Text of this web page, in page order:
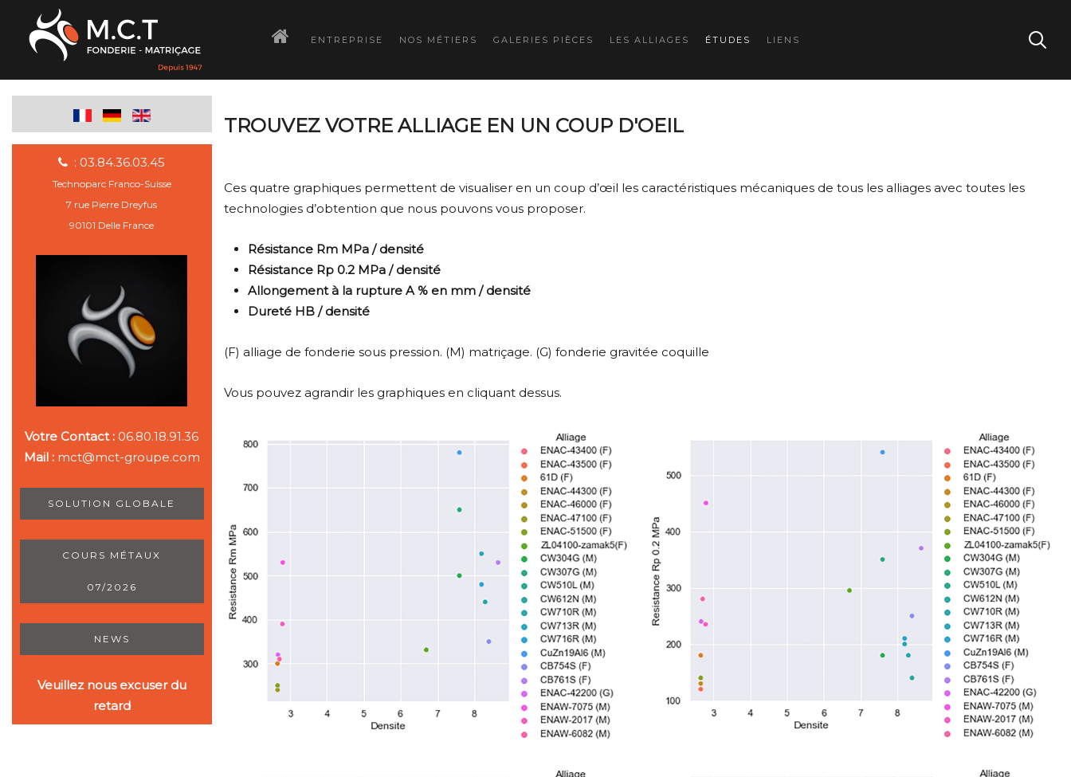
ENTREPRISE NOS MÉTIERS GALERIES PIÈCES LES ALLIAGES ÉTUDES LIENS
TROUVEZ VOTRE ALLIAGE EN UN COUP D'OEIL
Ces quatre graphiques permettent de visualiser en un coup d’œil les caractéristiques mécaniques de tous les alliages avec toutes les
technologies d’obtention que nous pouvons vous proposer.
Résistance Rm MPa / densité
Résistance Rp 0.2 MPa / densité
Allongement à la rupture A % en mm / densité
Dureté HB / densité
(F) alliage de fonderie sous pression. (M) matriçage. (G) fonderie gravitée coquille
Vous pouvez agrandir les graphiques en cliquant dessus.
: 03.84.36.03.45
Technoparc Franco-Suisse
7 rue Pierre Dreyfus
90101 Delle France
Votre Contact : 06.80.18.91.36
Mail : mct@mct-groupe.com
SOLUTION GLOBALE
COURS MÉTAUX
07/2026
NEWS
Veuillez nous excuser du
retard